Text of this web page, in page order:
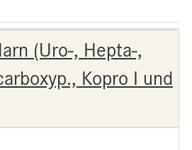
(Uro-, Hepta-,
Kopro I und